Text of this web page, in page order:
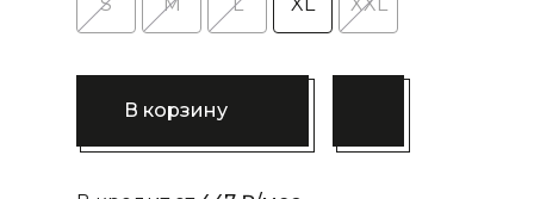
В корзину